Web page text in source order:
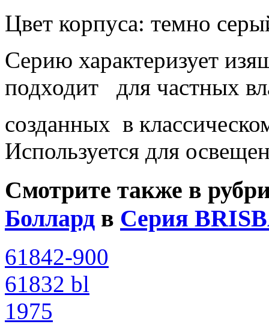
Цвет корпуса: темно
Серию характеризует
подходит для частных
созданных в
Используется для
Смотрите также в
Боллард в Серия
61842-900
61832 bl
1975